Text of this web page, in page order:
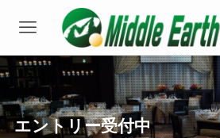
エントリー受付中